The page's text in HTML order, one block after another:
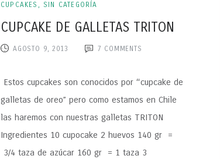
CUPCAKES ,SIN CATEGORÍA
CUPCAKE DE GALLETAS TRITON
AGOSTO 9, 2013 7 COMMENTS
Estos cupcakes son conocidos por “cupcake de
galletas de oreo” pero como estamos en Chile
las haremos con nuestras galletas TRITON
Ingredientes 10 cupocake 2 huevos 140 gr =
3/4 taza de azúcar 160 gr = 1 taza 3